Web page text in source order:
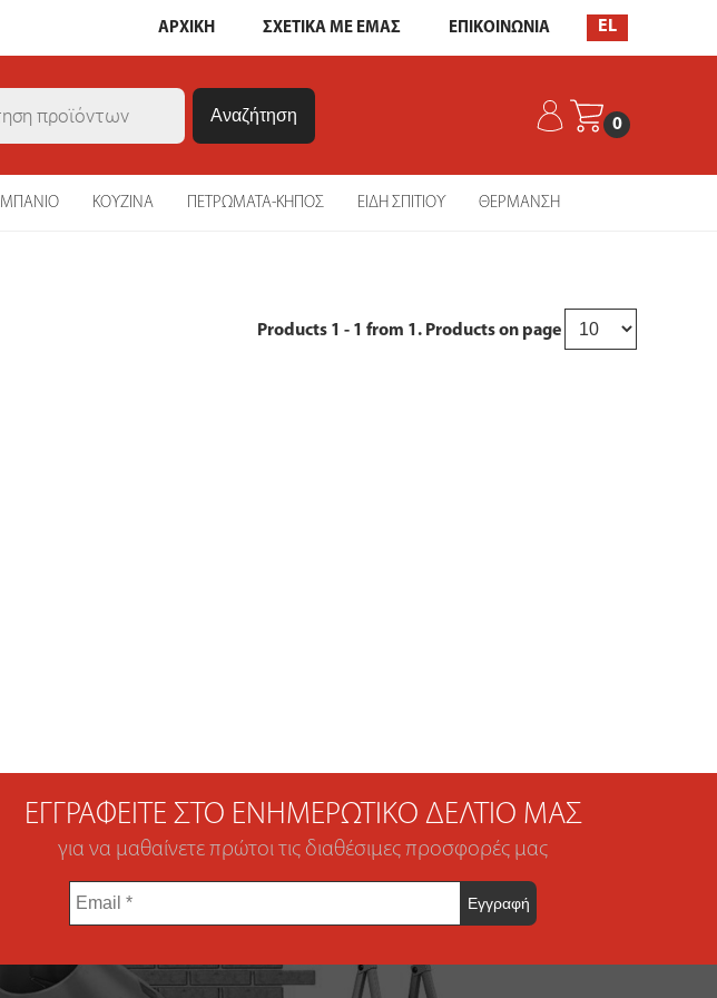
ΑΡΧΙΚΗ ΣΧΕΤΙΚΑ ΜΕ ΕΜΑΣ ΕΠΙΚΟΙΝΩΝΙΑ EL
search
0
ΜΠΑΝΙΟ ΚΟΥΖΙΝΑ ΠΕΤΡΩΜΑΤΑ-ΚΗΠΟΣ ΕΙΔΗ ΣΠΙΤΙΟΥ ΘΕΡΜΑΝΣΗ
Products 1 - 1 from 1 . Products on page
ΕΓΓΡΑΦΕΊΤΕ ΣΤΟ ΕΝΗΜΕΡΩΤΙΚΌ ΔΕΛΤΊΟ ΜΑΣ
για να μαθαίνετε πρώτοι τις διαθέσιμες προσφορές μας